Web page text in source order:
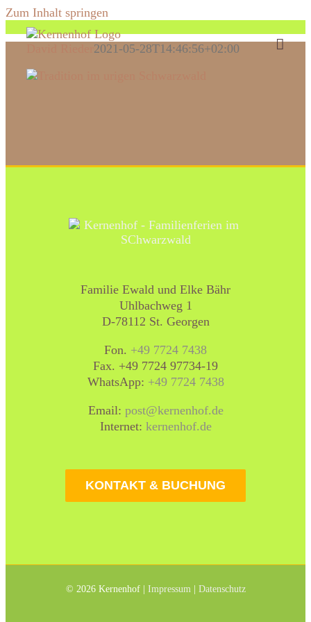
Zum Inhalt springen
2021-05-28T14:46:56+02:00
Familie Ewald und Elke Bähr
Uhlbachweg 1
D-78112 St. Georgen
Fon. +49 7724 7438
Fax. +49 7724 97734-19
WhatsApp: +49 7724 7438
Email: post@kernenhof.de
Internet: kernenhof.de
KONTAKT & BUCHUNG
© 2026 Kernenhof | Impressum| Datenschutz